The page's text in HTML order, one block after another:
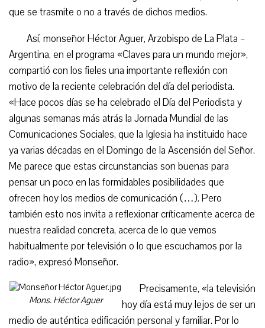
que se trasmite o no a través de dichos medios.
Así, monseñor Héctor Aguer, Arzobispo de La Plata –
Argentina, en el programa «Claves para un mundo mejor»,
compartió con los fieles una importante reflexión con
motivo de la reciente celebración del día del periodista.
«Hace pocos días se ha celebrado el Día del Periodista y
algunas semanas más atrás la Jornada Mundial de las
Comunicaciones Sociales, que la Iglesia ha instituido hace
ya varias décadas en el Domingo de la Ascensión del Señor.
Me parece que estas circunstancias son buenas para
pensar un poco en las formidables posibilidades que
ofrecen hoy los medios de comunicación (…). Pero
también esto nos invita a reflexionar críticamente acerca de
nuestra realidad concreta, acerca de lo que vemos
habitualmente por televisión o lo que escuchamos por la
radio», expresó Monseñor.
Mons. Héctor Aguer
Precisamente, «la televisión
hoy día está muy lejos de ser un
medio de auténtica edificación personal y familiar. Por lo